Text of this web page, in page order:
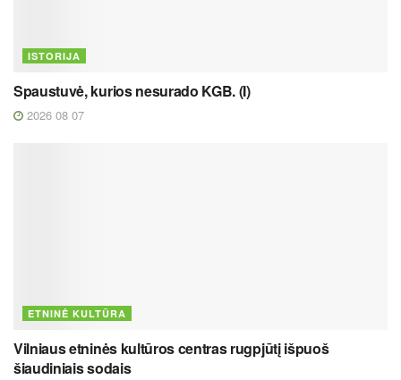
ISTORIJA
Spaustuvė, kurios nesurado KGB. (I)
2026 08 07
ETNINĖ KULTŪRA
Vilniaus etninės kultūros centras rugpjūtį išpuoš
šiaudiniais sodais